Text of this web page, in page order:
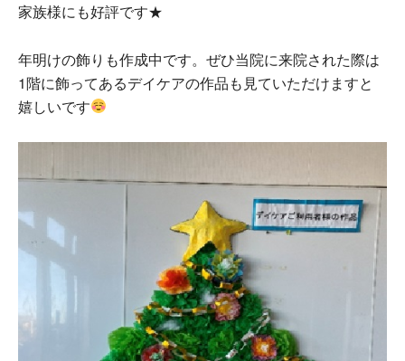
家族様にも好評です★
年明けの飾りも作成中です。ぜひ当院に来院された際は
1階に飾ってあるデイケアの作品も見ていただけますと
嬉しいです